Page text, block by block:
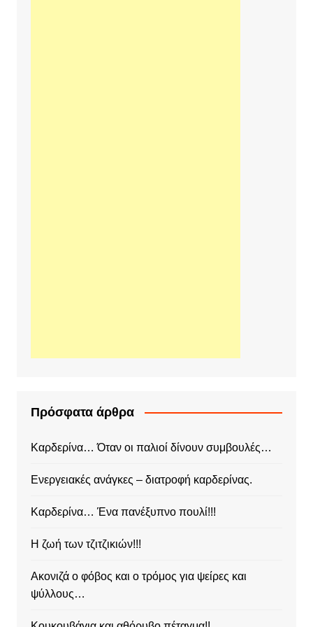
Πρόσφατα άρθρα
Καρδερίνα… Όταν οι παλιοί δίνουν συμβουλές…
Ενεργειακές ανάγκες – διατροφή καρδερίνας.
Καρδερίνα… Ένα πανέξυπνο πουλί!!!
Η ζωή των τζιτζικιών!!!
Ακονιζά ο φόβος και ο τρόμος για ψείρες και
ψύλλους…